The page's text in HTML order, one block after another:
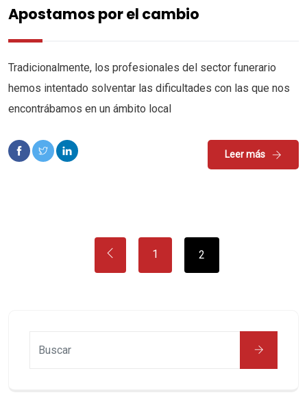
Apostamos por el cambio
Tradicionalmente, los profesionales del sector funerario
hemos intentado solventar las dificultades con las que nos
encontrábamos en un ámbito local
Leer más
1 2